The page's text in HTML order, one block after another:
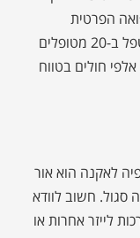
הפרטית
והקוסמטית מערכות המסוגלות כל אחת, לטפל ב-20 מטופלים
חולים בטווח
לאקנה הוא אור
סגול. חשוב לוודא
לייזר אחרות או